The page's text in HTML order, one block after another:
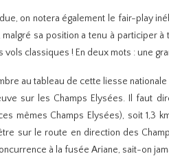
on notera également le fair-play
malgré sa position a tenu à participer
classiques ! En deux mots : une
au tableau de cette liesse
sur les Champs Elysées. Il faut
mêmes Champs Elysées), soit 1,3
sur le route en direction des
à la fusée Ariane, sait-on